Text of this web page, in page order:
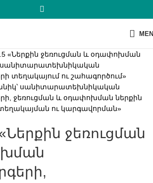
«Ներքին ջեռուցման և օդափոխման
սանիտարատեխնիկական
տեղակայում ու շահագործում»
սանիտարատեխնիկական
ջեռուցման և օդափոխման ներքին
ու կարգավորման»